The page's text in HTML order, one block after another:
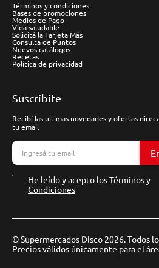
Términos y condiciones
Bases de promociones
Medios de Pago
Vida saludable
Solicitá la Tarjeta Más
Consulta de Puntos
Nuevos catálogos
Recetas
Política de privacidad
Suscríbite
Recibí las ultimas novedades y ofertas
tu email
He leído y acepto losTérminos y
Condiciones
© Supermercados Disco 2026. Todos
Precios válidos únicamente para el